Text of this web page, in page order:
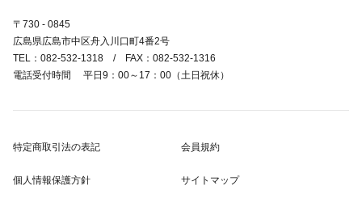
〒730 - 0845
広島県広島市中区舟入川口町4番2号
TEL：082-532-1318 / FAX：082-532-1316
電話受付時間 平日9：00～17：00（土日祝休）
特定商取引法の表記 会員規約
個人情報保護方針 サイトマップ